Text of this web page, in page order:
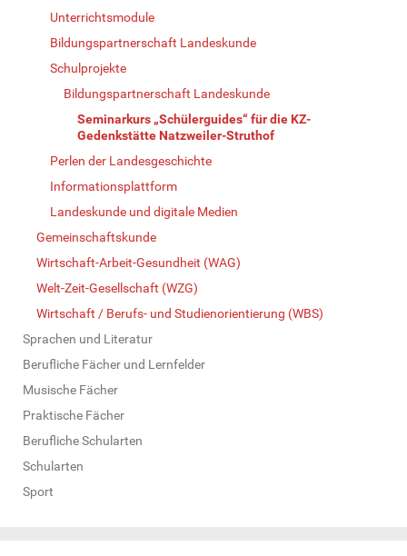
Unterrichtsmodule
Bildungspartnerschaft Landeskunde
Schulprojekte
Bildungspartnerschaft Landeskunde
Seminarkurs „Schülerguides“ für die KZ-
Gedenkstätte Natzweiler-Struthof
Perlen der Landesgeschichte
Informationsplattform
Landeskunde und digitale Medien
Gemeinschaftskunde
Wirtschaft-Arbeit-Gesundheit (WAG)
Welt-Zeit-Gesellschaft (WZG)
Wirtschaft / Berufs- und Studienorientierung (WBS)
Sprachen und Literatur
Berufliche Fächer und Lernfelder
Musische Fächer
Praktische Fächer
Berufliche Schularten
Schularten
Sport